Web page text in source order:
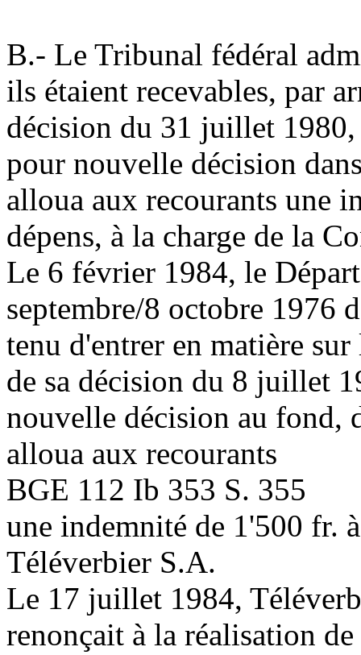
B.- Le Tribunal fédéral
ils étaient recevables, par
décision du 31 juillet 1980,
pour nouvelle décision
alloua aux recourants une
dépens, à la charge de la
Le 6 février 1984, le
septembre/8 octobre 1976
tenu d'entrer en matière
de sa décision du 8 juillet
nouvelle décision au fond,
alloua aux recourants
BGE 112 Ib 353 S. 355
une indemnité de 1'500 fr.
Téléverbier S.A.
Le 17 juillet 1984,
renonçait à la réalisation